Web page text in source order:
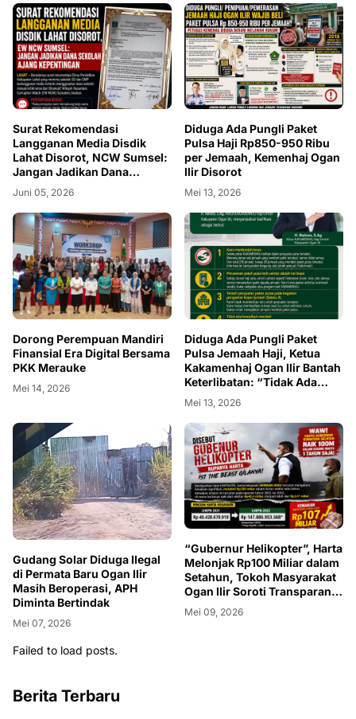
Surat Rekomendasi
Langganan Media Disdik
Lahat Disorot, NCW Sumsel:
Jangan Jadikan Dana
Sekolah Ajang Kepentingan
Juni 05, 2026
Diduga Ada Pungli Paket
Pulsa Haji Rp850-950 Ribu
per Jemaah, Kemenhaj Ogan
Ilir Disorot
Mei 13, 2026
Dorong Perempuan Mandiri
Finansial Era Digital Bersama
PKK Merauke
Mei 14, 2026
Diduga Ada Pungli Paket
Pulsa Jemaah Haji, Ketua
Kakamenhaj Ogan Ilir Bantah
Keterlibatan: “Tidak Ada
Kewajiban Membeli”
Mei 13, 2026
Gudang Solar Diduga Ilegal
di Permata Baru Ogan Ilir
Masih Beroperasi, APH
Diminta Bertindak
Mei 07, 2026
“Gubernur Helikopter”, Harta
Melonjak Rp100 Miliar dalam
Setahun, Tokoh Masyarakat
Ogan Ilir Soroti Transparansi
Kekayaan Pejabat
Mei 09, 2026
Failed to load posts.
Berita Terbaru